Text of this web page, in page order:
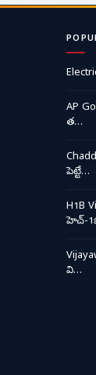
AP
త…
పెట్టే…
H1B
హెచ్-
వి…